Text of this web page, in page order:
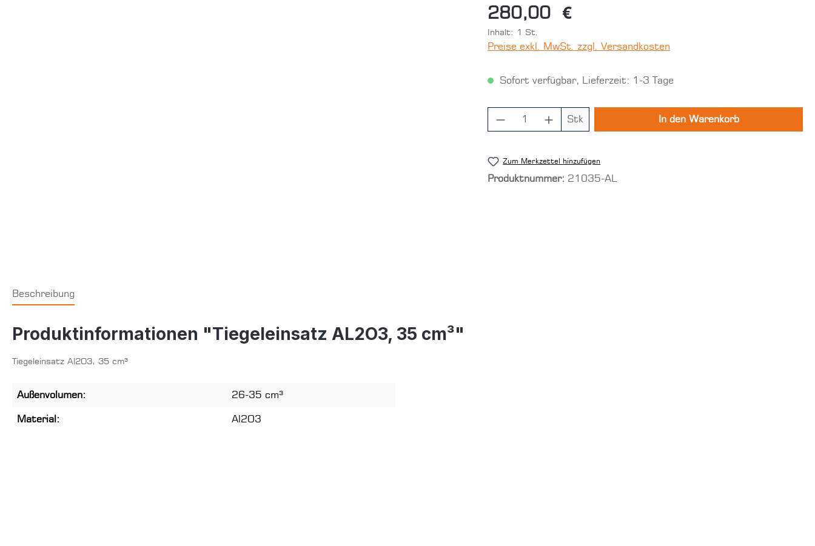
280,00 €
Inhalt: 1 St.
Preise exkl. MwSt. zzgl. Versandkosten
Sofort verfügbar, Lieferzeit: 1-3 Tage
Produkt Anzahl: Gib den gewünschten Wert
Stk In den Warenkorb
Zum Merkzettel hinzufügen
Produktnummer: 21035-AL
Beschreibung
Produktinformationen "Tiegeleinsatz AL2O3, 35 cm³"
Tiegeleinsatz Al2O3, 35 cm³
Außenvolumen: 26-35 cm³
Material: Al2O3